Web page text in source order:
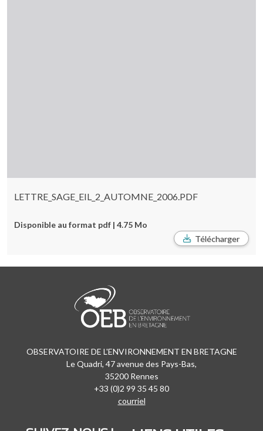
LETTRE_SAGE_EIL_2_AUTOMNE_2006.PDF
Disponible au format pdf | 4.75 Mo
Télécharger
OBSERVATOIRE DE L'ENVIRONNEMENT EN BRETAGNE
Le Quadri, 47 avenue des Pays-Bas,
35200 Rennes
+33 (0)2 99 35 45 80
courriel